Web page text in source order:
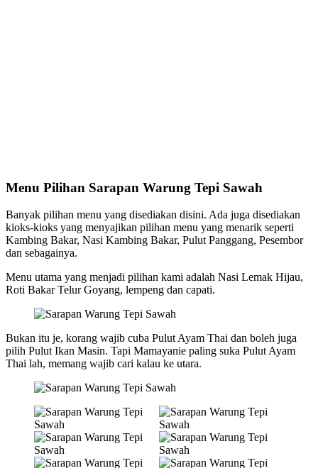
Menu Pilihan Sarapan Warung Tepi Sawah
Banyak pilihan menu yang disediakan disini. Ada juga disediakan
kioks-kioks yang menyajikan pilihan menu yang menarik seperti
Kambing Bakar, Nasi Kambing Bakar, Pulut Panggang, Pesembor
dan sebagainya.
Menu utama yang menjadi pilihan kami adalah Nasi Lemak Hijau,
Roti Bakar Telur Goyang, lempeng dan capati.
Bukan itu je, korang wajib cuba Pulut Ayam Thai dan boleh juga
pilih Pulut Ikan Masin. Tapi Mamayanie paling suka Pulut Ayam
Thai lah, memang wajib cari kalau ke utara.